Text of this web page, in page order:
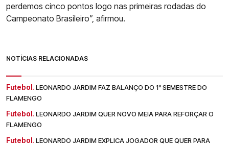
perdemos cinco pontos logo nas primeiras rodadas do
Campeonato Brasileiro”, afirmou.
NOTÍCIAS RELACIONADAS
Futebol. LEONARDO JARDIM FAZ BALANÇO DO 1º SEMESTRE DO
FLAMENGO
Futebol. LEONARDO JARDIM QUER NOVO MEIA PARA REFORÇAR O
FLAMENGO
Futebol. LEONARDO JARDIM EXPLICA JOGADOR QUE QUER PARA